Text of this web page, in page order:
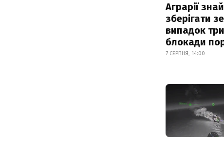
Аграрії
зберігати
випадок
блокади
7 СЕРПНЯ, 14:00